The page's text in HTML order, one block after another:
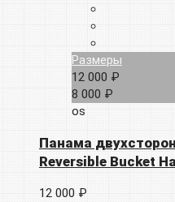
Размеры
12 000 ₽
8 000 ₽
os
Панама
Reversible Bucket
12 000 ₽